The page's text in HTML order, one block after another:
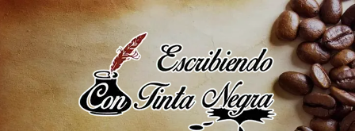
Saltar
al
contenido